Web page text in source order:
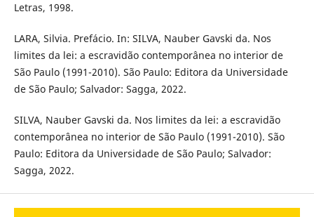
Letras, 1998.
LARA, Silvia. Prefácio. In: SILVA, Nauber Gavski da. Nos
limites da lei: a escravidão contemporânea no interior de
São Paulo (1991-2010). São Paulo: Editora da Universidade
de São Paulo; Salvador: Sagga, 2022.
SILVA, Nauber Gavski da. Nos limites da lei: a escravidão
contemporânea no interior de São Paulo (1991-2010). São
Paulo: Editora da Universidade de São Paulo; Salvador:
Sagga, 2022.